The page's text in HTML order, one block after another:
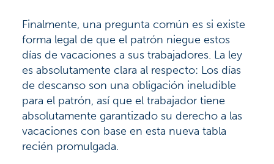
Finalmente, una pregunta común es si existe
forma legal de que el patrón niegue estos
días de vacaciones a sus trabajadores. La ley
es absolutamente clara al respecto: Los días
de descanso son una obligación ineludible
para el patrón, así que el trabajador tiene
absolutamente garantizado su derecho a las
vacaciones con base en esta nueva tabla
recién promulgada.